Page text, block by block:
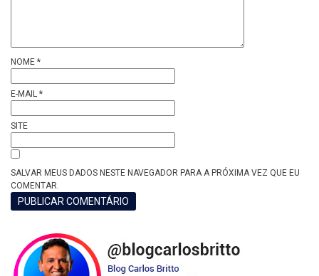
NOME *
E-MAIL *
SITE
SALVAR MEUS DADOS NESTE NAVEGADOR PARA A PRÓXIMA VEZ QUE EU
COMENTAR.